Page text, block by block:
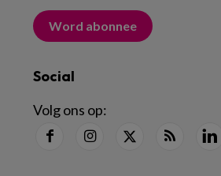
Word abonnee
Social
Volg ons op: